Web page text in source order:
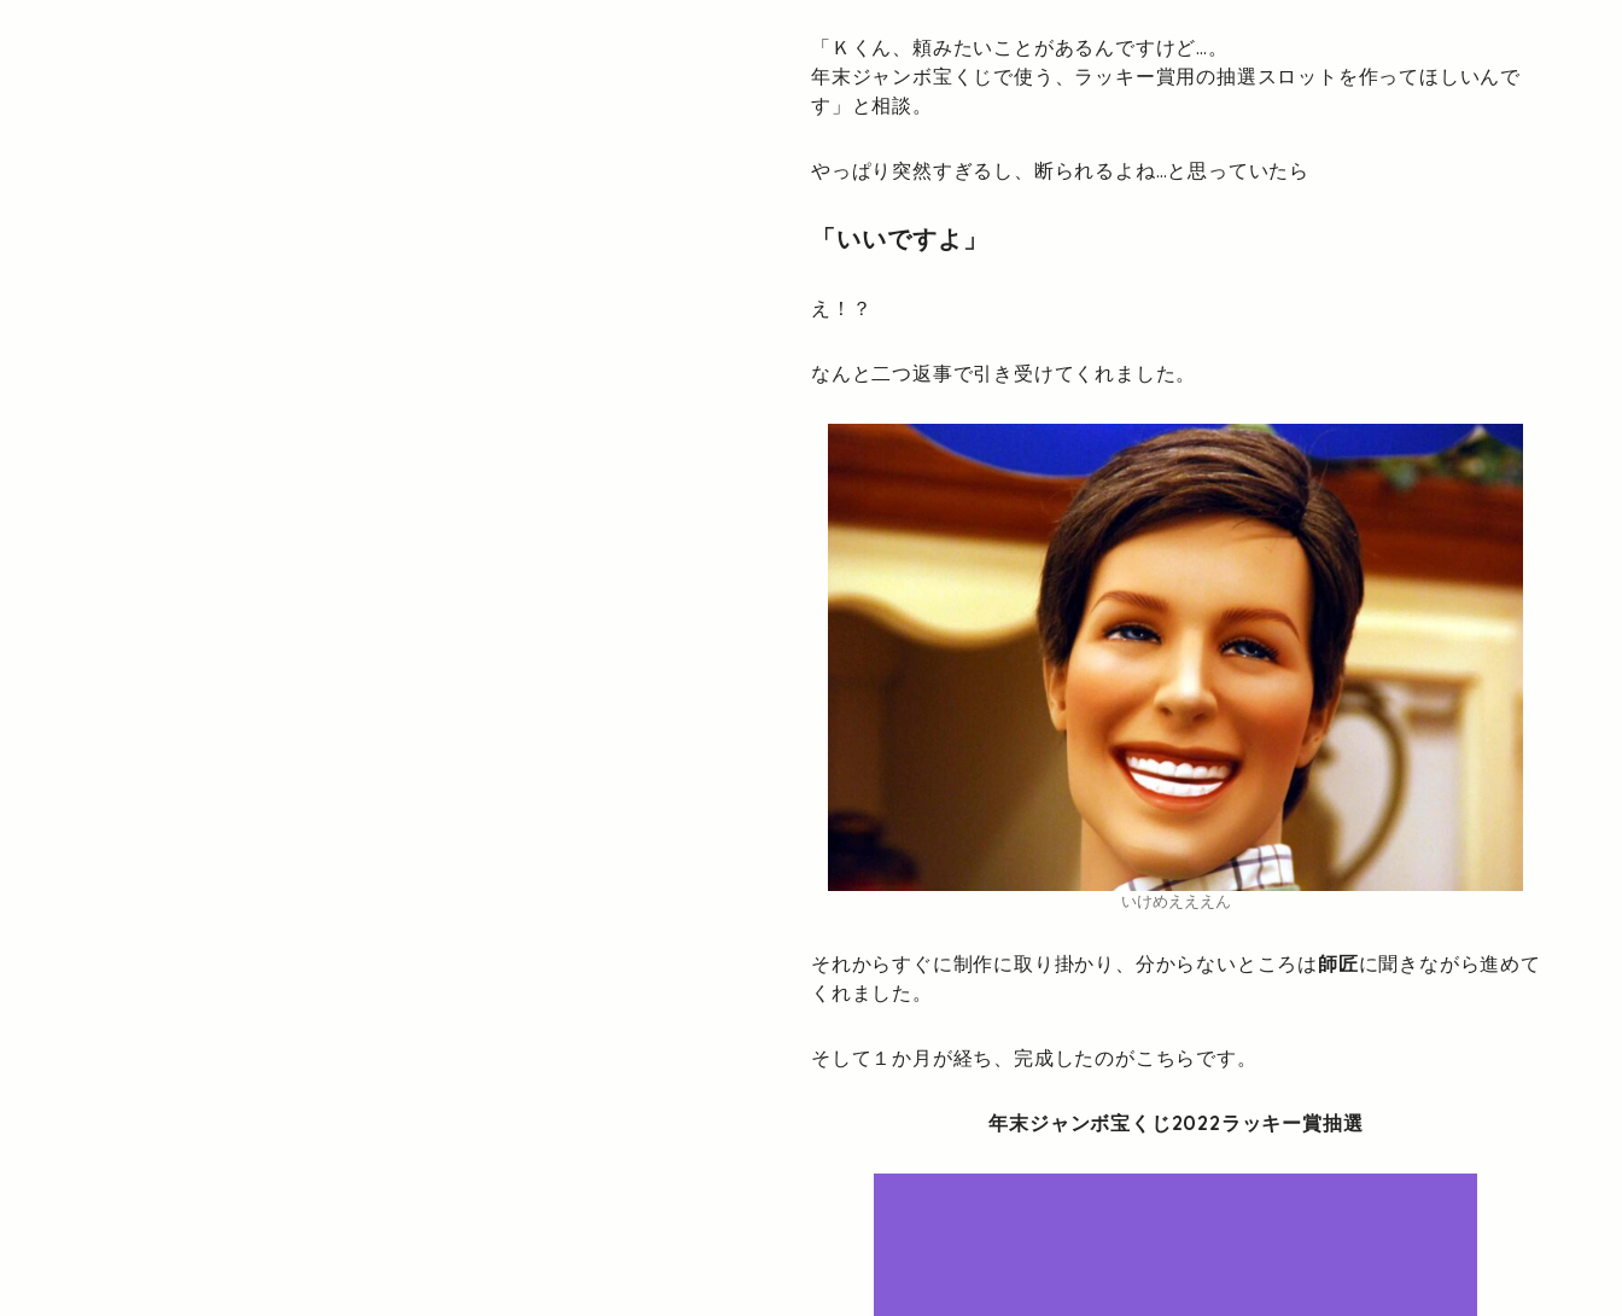
「Ｋくん、頼みたいことがあるんですけど…。
年末ジャンボ宝くじで使う、ラッキー賞用の抽選スロットを作ってほしいんで
す」と相談。
やっぱり突然すぎるし、断られるよね…と思っていたら
「いいですよ」
え！？
なんと二つ返事で引き受けてくれました。
いけめえええん
それからすぐに制作に取り掛かり、分からないところは師匠に聞きながら進めて
くれました。
そして１か月が経ち、完成したのがこちらです。
年末ジャンボ宝くじ2022ラッキー賞抽選